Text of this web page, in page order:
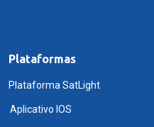
Plataformas
Plataforma SatLight
Aplicativo IOS